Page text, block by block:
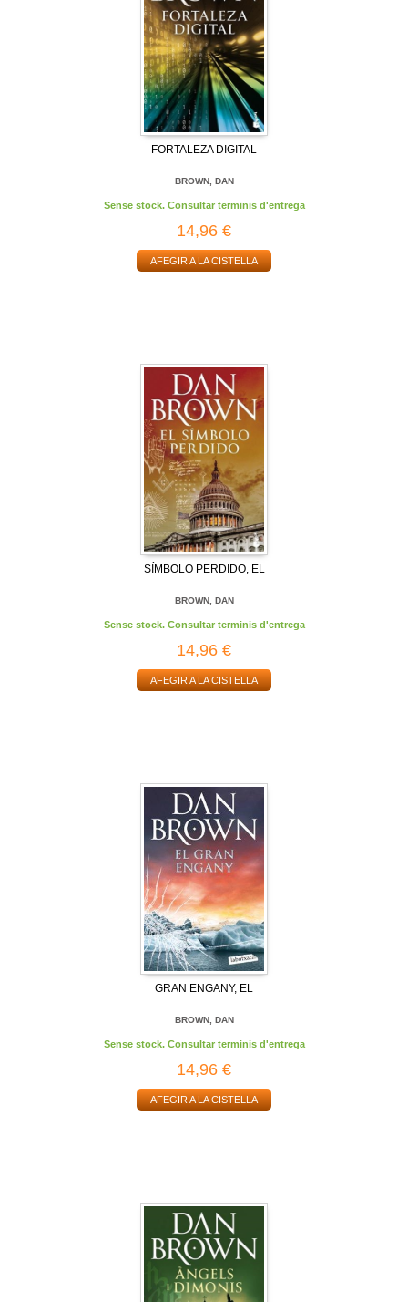
FORTALEZA DIGITAL
BROWN, DAN
Sense stock. Consultar terminis d'entrega
14,96 €
AFEGIR A LA CISTELLA
SÍMBOLO PERDIDO, EL
BROWN, DAN
Sense stock. Consultar terminis d'entrega
14,96 €
AFEGIR A LA CISTELLA
GRAN ENGANY, EL
BROWN, DAN
Sense stock. Consultar terminis d'entrega
14,96 €
AFEGIR A LA CISTELLA